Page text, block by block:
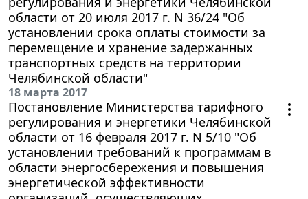
области от 20 июля 2017 г. N 36/24 "Об
установлении срока оплаты стоимости за
перемещение и хранение задержанных
транспортных средств на территории
Челябинской области"
18 марта 2017
Постановление Министерства тарифного
регулирования и энергетики Челябинской
области от 16 февраля 2017 г. N 5/10 "Об
установлении требований к программам в
области энергосбережения и повышения
энергетической эффективности